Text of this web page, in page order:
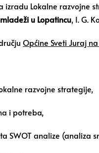
izradu Lokalne
u Lopatincu, I. G.
Općine Sveti Juraj
razvojne strategije,
i potreba,
SWOT analize (analiza